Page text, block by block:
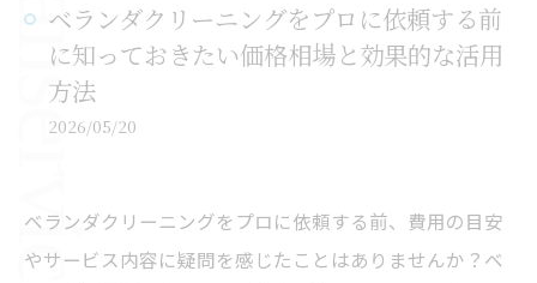
ベランダクリーニングをプロに依頼する前
に知っておきたい価格相場と効果的な活用
方法
2026/05/20
ベランダクリーニングをプロに依頼する前、費用の目安
やサービス内容に疑問を感じたことはありませんか？ベ